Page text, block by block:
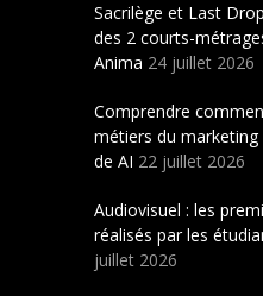
Sacrilège et Last
des 2 courts-
Anima 24 juillet 2026
Comprendre
métiers du
de AI 22 juillet 2026
Audiovisuel : les
réalisés par les
juillet 2026